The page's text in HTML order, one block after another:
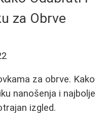
za Obrve
za obrve. Kako
nanošenja i najbolje
izgled.